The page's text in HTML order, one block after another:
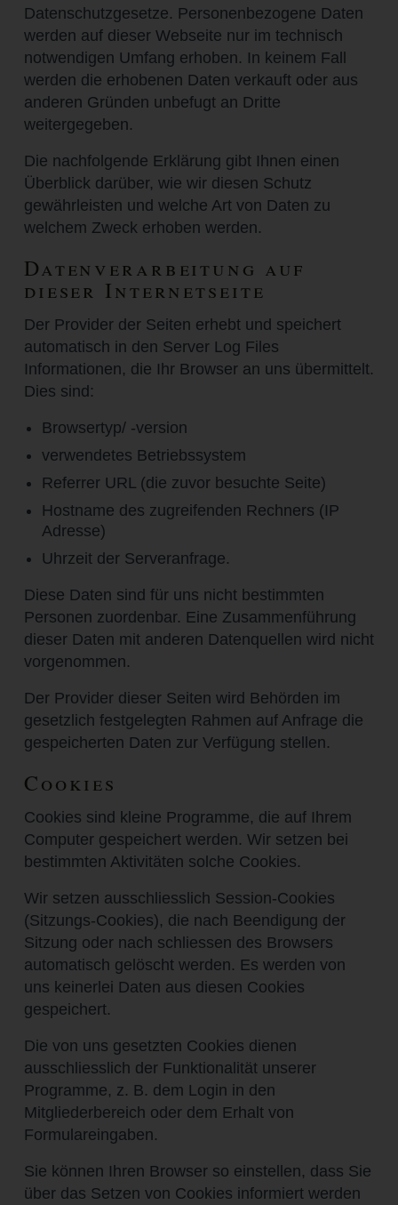
Datenschutzgesetze. Personenbezogene Daten
werden auf dieser Webseite nur im technisch
notwendigen Umfang erhoben. In keinem Fall
werden die erhobenen Daten verkauft oder aus
anderen Gründen unbefugt an Dritte
weitergegeben.
Die nachfolgende Erklärung gibt Ihnen einen
Überblick darüber, wie wir diesen Schutz
gewährleisten und welche Art von Daten zu
welchem Zweck erhoben werden.
Datenverarbeitung auf
dieser Internetseite
Der Provider der Seiten erhebt und speichert
automatisch in den Server Log Files
Informationen, die Ihr Browser an uns übermittelt.
Dies sind:
Browsertyp/ -version
verwendetes Betriebssystem
Referrer URL (die zuvor besuchte Seite)
Hostname des zugreifenden Rechners (IP
Adresse)
Uhrzeit der Serveranfrage.
Diese Daten sind für uns nicht bestimmten
Personen zuordenbar. Eine Zusammenführung
dieser Daten mit anderen Datenquellen wird nicht
vorgenommen.
Der Provider dieser Seiten wird Behörden im
gesetzlich festgelegten Rahmen auf Anfrage die
gespeicherten Daten zur Verfügung stellen.
Cookies
Cookies sind kleine Programme, die auf Ihrem
Computer gespeichert werden. Wir setzen bei
bestimmten Aktivitäten solche Cookies.
Wir setzen ausschliesslich Session-Cookies
(Sitzungs-Cookies), die nach Beendigung der
Sitzung oder nach schliessen des Browsers
automatisch gelöscht werden. Es werden von
uns keinerlei Daten aus diesen Cookies
gespeichert.
Die von uns gesetzten Cookies dienen
ausschliesslich der Funktionalität unserer
Programme, z. B. dem Login in den
Mitgliederbereich oder dem Erhalt von
Formulareingaben.
Sie können Ihren Browser so einstellen, dass Sie
über das Setzen von Cookies informiert werden